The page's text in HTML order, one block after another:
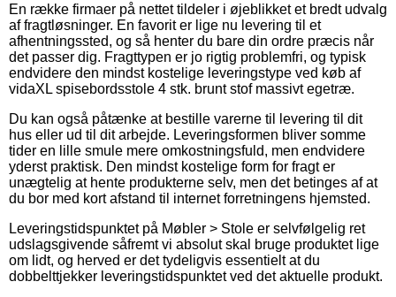
En række firmaer på nettet tildeler i øjeblikket et bredt udvalg
af fragtløsninger. En favorit er lige nu levering til et
afhentningssted, og så henter du bare din ordre præcis når
det passer dig. Fragttypen er jo rigtig problemfri, og typisk
endvidere den mindst kostelige leveringstype ved køb af
vidaXL spisebordsstole 4 stk. brunt stof massivt egetræ.
Du kan også påtænke at bestille varerne til levering til dit
hus eller ud til dit arbejde. Leveringsformen bliver somme
tider en lille smule mere omkostningsfuld, men endvidere
yderst praktisk. Den mindst kostelige form for fragt er
unægtelig at hente produkterne selv, men det betinges af at
du bor med kort afstand til internet forretningens hjemsted.
Leveringstidspunktet på Møbler > Stole er selvfølgelig ret
udslagsgivende såfremt vi absolut skal bruge produktet lige
om lidt, og herved er det tydeligvis essentielt at du
dobbelttjekker leveringstidspunktet ved det aktuelle produkt.